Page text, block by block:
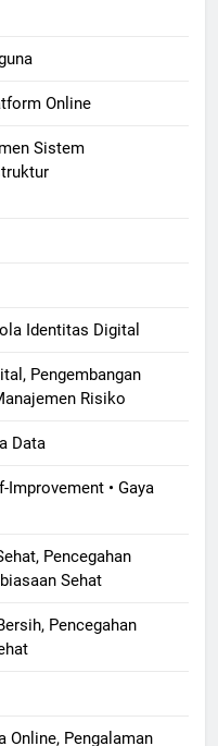
Online
Sistem
Identitas Digital
Pengembangan
Risiko
Data
Improvement • Gaya
Pencegahan
Sehat
Pencegahan
Online, Pengalaman